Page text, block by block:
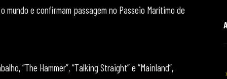
mundo e confirmam passagem no Passeio Marítimo de
”The Hammer”, “Talking Straight” e “Mainland”,